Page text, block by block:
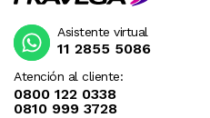
Atención al cliente:
0800 122 0338
0810 999 3728
Asistente virtual
11 2855 5086